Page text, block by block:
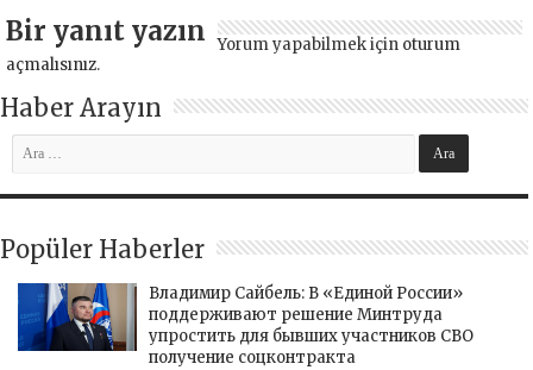
Bir yanıt yazın Yorum yapabilmek için oturum
açmalısınız.
Haber Arayın
Popüler Haberler
Владимир Сайбель: В «Единой России»
поддерживают решение Минтруда
упростить для бывших участников СВО
получение соцконтракта